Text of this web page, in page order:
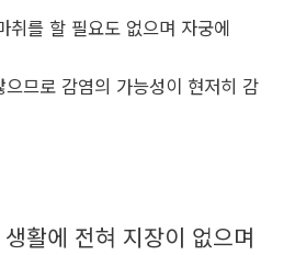
취를 할 필요도 없으며 자궁에
므로 감염의 가능성이 현저히 감
활에 전혀 지장이 없으며